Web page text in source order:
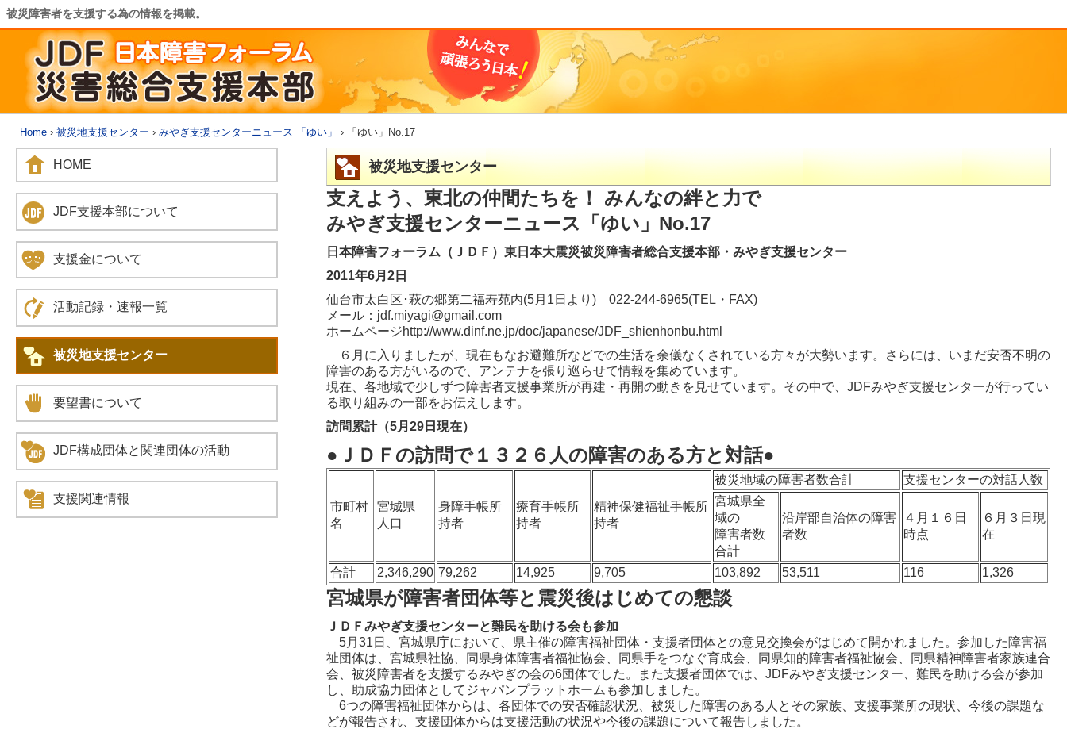
被災障害者を支援する為の情報を掲載。
Home › 被災地支援センター › みやぎ支援センターニュース 「ゆい」 › 「ゆい」No.17
被災地支援センター
支えよう、東北の仲間たちを！ みんなの絆と力で
みやぎ支援センターニュース「ゆい」No.17
日本障害フォーラム（ＪＤＦ）東日本大震災被災障害者総合支援本部・みやぎ支援センター
2011年6月2日
仙台市太白区･萩の郷第二福寿苑内(5月1日より) 022-244-6965(TEL・FAX)
メール：jdf.miyagi@gmail.com
ホームページhttp://www.dinf.ne.jp/doc/japanese/JDF_shienhonbu.html
６月に入りましたが、現在もなお避難所などでの生活を余儀なくされている方々が大勢います。さらには、いまだ安否不明の
障害のある方がいるので、アンテナを張り巡らせて情報を集めています。
現在、各地域で少しずつ障害者支援事業所が再建・再開の動きを見せています。その中で、JDFみやぎ支援センターが行ってい
る取り組みの一部をお伝えします。
訪問累計（5月29日現在）
●ＪＤＦの訪問で１３２６人の障害のある方と対話●
市町村
名
宮城県
人口
身障手帳所
持者
療育手帳所
持者
精神保健福祉手帳所
持者
被災地域の障害者数合計
支援センターの対話人数
宮城県全
域の
障害者数
合計
沿岸部自治体の障害
者数
４月１６日
時点
６月３日現
在
合計 2,346,290 79,262 14,925 9,705 103,892 53,511 116 1,326
宮城県が障害者団体等と震災後はじめての懇談
ＪＤＦみやぎ支援センターと難民を助ける会も参加
5月31日、宮城県庁において、県主催の障害福祉団体・支援者団体との意見交換会がはじめて開かれました。参加した障害福
祉団体は、宮城県社協、同県身体障害者福祉協会、同県手をつなぐ育成会、同県知的障害者福祉協会、同県精神障害者家族連合
会、被災障害者を支援するみやぎの会の6団体でした。また支援者団体では、JDFみやぎ支援センター、難民を助ける会が参加
し、助成協力団体としてジャパンプラットホームも参加しました。
6つの障害福祉団体からは、各団体での安否確認状況、被災した障害のある人とその家族、支援事業所の現状、今後の課題な
どが報告され、支援団体からは支援活動の状況や今後の課題について報告しました。
HOME
JDF支援本部について
支援金について
活動記録・速報一覧
被災地支援センター
要望書について
JDF構成団体と関連団体の活動
支援関連情報